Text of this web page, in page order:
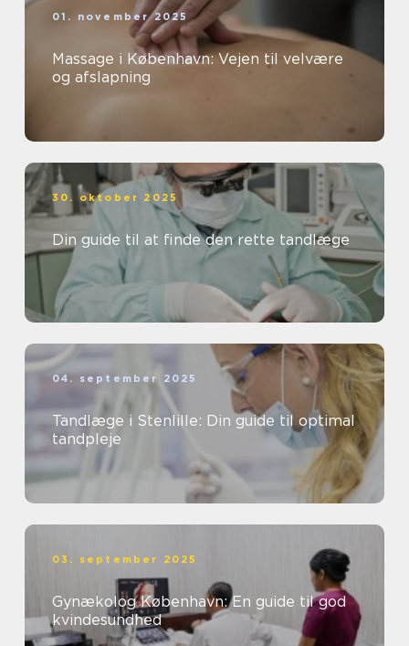
01. november 2025
Massage i København: Vejen til velvære
og afslapning
30. oktober 2025
Din guide til at finde den rette tandlæge
04. september 2025
Tandlæge i Stenlille: Din guide til optimal
tandpleje
03. september 2025
Gynækolog København: En guide til god
kvindesundhed